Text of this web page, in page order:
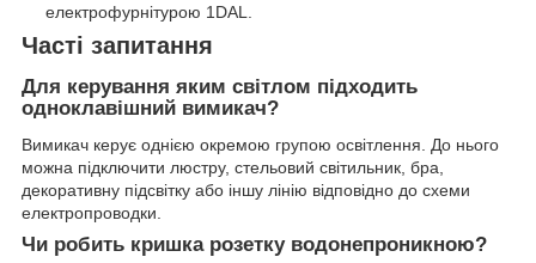
електрофурнітурою 1DAL.
Часті запитання
Для керування яким світлом підходить
одноклавішний вимикач?
Вимикач керує однією окремою групою освітлення. До нього
можна підключити люстру, стельовий світильник, бра,
декоративну підсвітку або іншу лінію відповідно до схеми
електропроводки.
Чи робить кришка розетку водонепроникною?